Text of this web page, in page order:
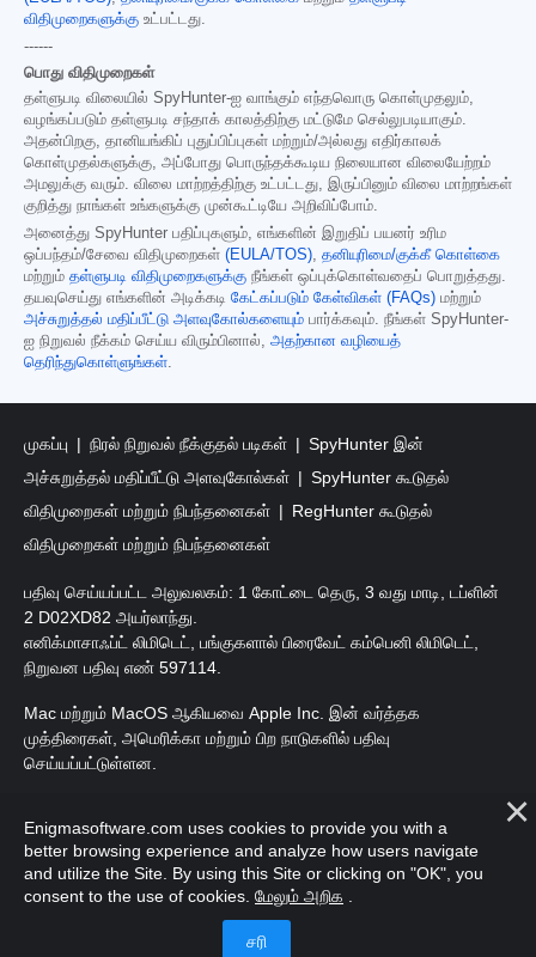
விதிமுறைகளுக்கு உட்பட்டது.
------
பொது விதிமுறைகள்
தள்ளுபடி விலையில் SpyHunter-ஐ வாங்கும் எந்தவொரு கொள்முதலும்,
வழங்கப்படும் தள்ளுபடி சந்தாக் காலத்திற்கு மட்டுமே செல்லுபடியாகும்.
அதன்பிறகு, தானியங்கிப் புதுப்பிப்புகள் மற்றும்/அல்லது எதிர்காலக்
கொள்முதல்களுக்கு, அப்போது பொருந்தக்கூடிய நிலையான விலையேற்றம்
அமலுக்கு வரும். விலை மாற்றத்திற்கு உட்பட்டது, இருப்பினும் விலை மாற்றங்கள்
குறித்து நாங்கள் உங்களுக்கு முன்கூட்டியே அறிவிப்போம்.
அனைத்து SpyHunter பதிப்புகளும், எங்களின் இறுதிப் பயனர் உரிம
ஒப்பந்தம்/சேவை விதிமுறைகள் (EULA/TOS) தனியுரிமை/குக்கீ கொள்கை
மற்றும் தள்ளுபடி விதிமுறைகளுக்கு நீங்கள் ஒப்புக்கொள்வதைப் பொறுத்தது.
தயவுசெய்து எங்களின் அடிக்கடி கேட்கப்படும் கேள்விகள் (FAQs) மற்றும்
அச்சுறுத்தல் மதிப்பீட்டு அளவுகோல்களையும் பார்க்கவும். நீங்கள் SpyHunter-
ஐ நிறுவல் நீக்கம் செய்ய விரும்பினால், அதற்கான வழியைத்
தெரிந்துகொள்ளுங்கள்
முகப்பு நிரல் நிறுவல் நீக்குதல் படிகள்
SpyHunter இன்
அச்சுறுத்தல் மதிப்பீட்டு அளவுகோல்கள்
SpyHunter கூடுதல்
விதிமுறைகள் மற்றும் நிபந்தனைகள்
RegHunter கூடுதல்
விதிமுறைகள் மற்றும் நிபந்தனைகள்
பதிவு செய்யப்பட்ட அலுவலகம்: 1 கோட்டை தெரு, 3 வது மாடி, டப்ளின்
2 D02XD82 அயர்லாந்து.
எனிக்மாசாஃப்ட் லிமிடெட், பங்குகளால் பிரைவேட் கம்பெனி லிமிடெட்,
நிறுவன பதிவு எண் 597114.
Mac மற்றும் MacOS ஆகியவை Apple Inc. இன் வர்த்தக
முத்திரைகள், அமெரிக்கா மற்றும் பிற நாடுகளில் பதிவு
செய்யப்பட்டுள்ளன.
உரிமைகளும் பாதுகாக்கப்பட்டவை.
Enigmasoftware.com uses cookies to provide you with a
better browsing experience and analyze how users navigate
and utilize the Site. By using this Site or clicking on "OK", you
consent to the use of cookies. மேலும் அறிக